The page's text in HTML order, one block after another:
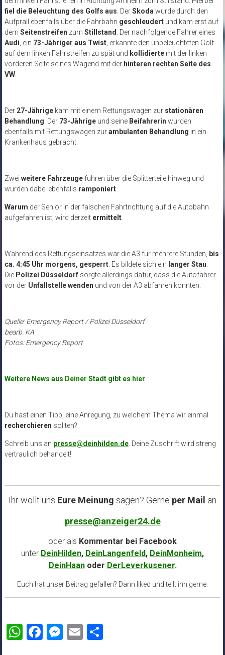
fiel die Beleuchtung des Golfs aus. DerSkodawurde durch den
Aufprall ebenfalls über die Fahrbahn geschleudertund kam erst auf
dem Seitenstreifen zum Stillstand. Der nachfolgende Fahrer eines
Audi, ein 73-Jähriger aus Twist, erkannte den unbeleuchteten Golf
auf dem linken Fahrstreifen zu spät und kollidiertemit der linken
vorderen Seite seines Wagend mit der hinteren rechten Seite des
VW.
Der 27-Jährigekam mit einem Rettungswagen zur stationären
Behandlung. Der 73-Jährigeund seine Beifahrerin wurden
ebenfalls mit Rettungswagen zurambulanten Behandlung in ein
Krankenhaus gebracht.
Zwei weitere Fahrzeugefuhren über die Splitterteile hinweg und
wurden dabei ebenfalls ramponiert.
Warum der Senior in der falschen Fahrtrichtung auf die Autobahn
aufgefahren ist, wird derzeit ermittelt.
Während des Rettungseinsatzes war die A3 für mehrere Stunden, bis
ca. 4:45 Uhr morgens, gesperrt. Es bildete sich ein langer Stau.
Die Polizei Düsseldorfsorgte allerdings dafür, dass die Autofahrer
vor der Unfallstelle wenden und von der A3 abfahren konnten.
Quelle: Emergency Report / Polizei Düsseldorf
bearb. KA
Fotos: Emergency Report
Weitere News aus Deiner Stadt gibt es hier
Du hast einen Tipp, eine Anregung, zu welchem Thema wir einmal
recherchieren sollten?
Schreib uns an presse@deinhilden.de. Deine Zuschrift wird streng
vertraulich behandelt!
Ihr wollt uns Eure Meinung sagen? Gerne per Mail an
presse@anzeiger24.de
oder als Kommentar bei Facebook
unter DeinHilden, DeinLangenfeld, DeinMonheim,
DeinHaanoder DerLeverkusener.
Euch hat unser Beitrag gefallen? Dann liked und teilt ihn gerne.
WhatsApp
Facebook
Messenger
EmailTeilen